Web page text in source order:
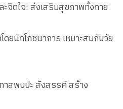
จิตใจ: ส่งเสริมสุขภาพทั้งกาย
ยนักโภชนาการ เหมาะสมกับวัย
าสพบปะ สังสรรค์ สร้าง